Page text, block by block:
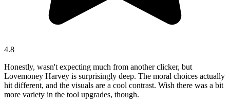
4.8
Honestly, wasn't expecting much from another clicker, but
Lovemoney Harvey is surprisingly deep. The moral choices actually
hit different, and the visuals are a cool contrast. Wish there was a bit
more variety in the tool upgrades, though.